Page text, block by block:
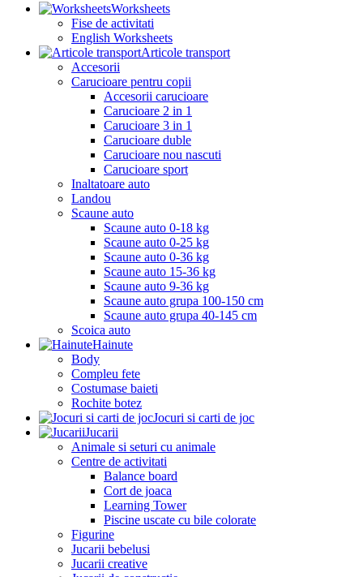
Worksheets
Fise de activitati
English Worksheets
Articole transport
Accesorii
Carucioare pentru copii
Accesorii carucioare
Carucioare 2 in 1
Carucioare 3 in 1
Carucioare duble
Carucioare nou nascuti
Carucioare sport
Inaltatoare auto
Landou
Scaune auto
Scaune auto 0-18 kg
Scaune auto 0-25 kg
Scaune auto 0-36 kg
Scaune auto 15-36 kg
Scaune auto 9-36 kg
Scaune auto grupa 100-150 cm
Scaune auto grupa 40-145 cm
Scoica auto
Hainute
Body
Compleu fete
Costumase baieti
Rochite botez
Jocuri si carti de joc
Jucarii
Animale si seturi cu animale
Centre de activitati
Balance board
Cort de joaca
Learning Tower
Piscine uscate cu bile colorate
Figurine
Jucarii bebelusi
Jucarii creative